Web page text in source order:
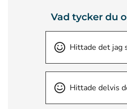
Vad tycker du
Hittade det jag
Hittade delvis